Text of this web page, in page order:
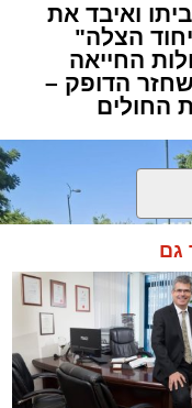
בביתו ואיבד את
הצלה"
החייאה
הדופק –
החולים
גם